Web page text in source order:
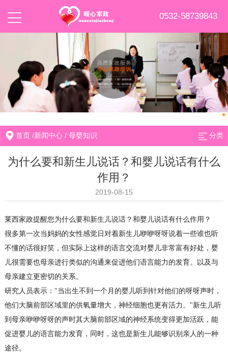
0532-58739843
首页 /新闻中心 /母婴知识 分类
为什么要和新生儿说话？和婴儿说话有什么
作用？
2019-08-15
莱西家政提醒您为什么要和新生儿说话？和婴儿说话有什么作用？
很多第一次当妈妈的女性感觉日对着新生儿咿咿呀呀说着一些谁也听
不懂的话很好笑，但实际上这样的语言交流对婴儿非常富有好处，婴
儿很需要也母亲进行类似的沟通来促进他们语言能力的发育。以及与
母亲建立更密切的关系。
研究人员表示："当出生不到一个月的婴儿听到针对他们的呀呀声时，
他们大脑前部区域里的供氧量增大，神经细胞也更有活力。"新生儿听
到母亲咿咿呀呀的声时其大脑前部区域的神经系统变得更加活跃，能
促进婴儿的语言能力发育，同时，这也是新生儿能够识别亲人的一种
途径。